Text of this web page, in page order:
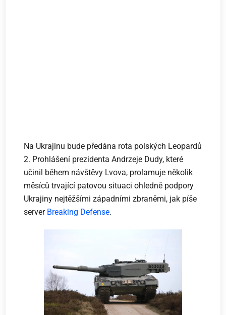
Na Ukrajinu bude předána rota polských Leopardů
2. Prohlášení prezidenta Andrzeje Dudy, které
učinil během návštěvy Lvova, prolamuje několik
měsíců trvající patovou situaci ohledně podpory
Ukrajiny nejtěžšími západními zbraněmi, jak píše
server Breaking Defense.